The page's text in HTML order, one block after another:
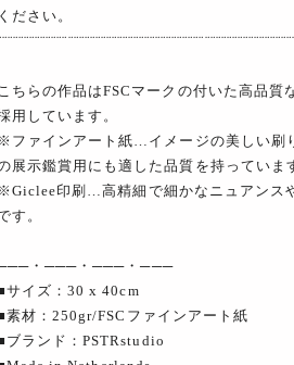
ください。
こちらの作品はFSCマークの付いた高品
用しています。
※ファインアート紙…イメージの美しい刷
展示鑑賞用にも適した品質を持っていま
※Giclee印刷…高精細で細かなニュアンス
す。
・───・───・───
サイズ：30 x 40cm
素材：250gr/FSCファインアート紙
ブランド：PSTRstudio